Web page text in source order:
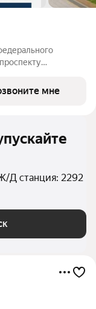
ходьбы до 3
мне
Д станция: 2292